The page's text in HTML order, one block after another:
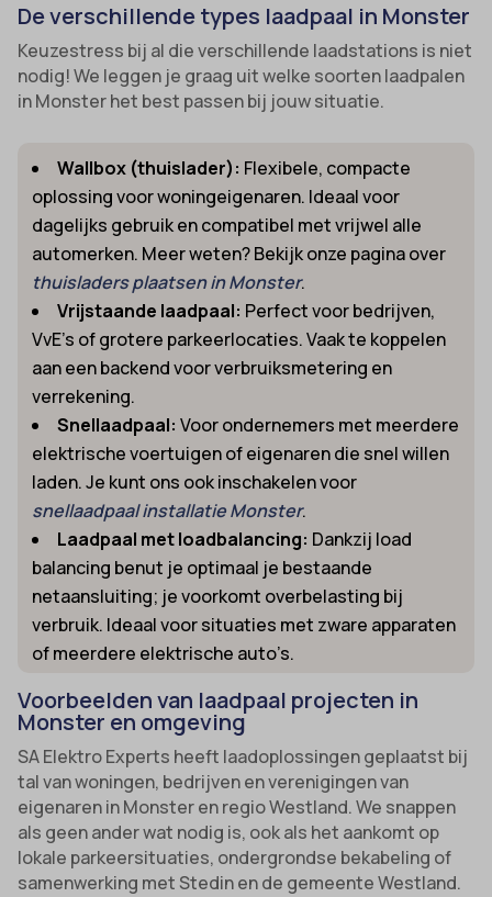
De verschillende types laadpaal in Monster
Keuzestress bij al die verschillende laadstations is niet
nodig! We leggen je graag uit welke soorten laadpalen
in Monster het best passen bij jouw situatie.
Wallbox (thuislader): Flexibele, compacte
oplossing voor woningeigenaren. Ideaal voor
dagelijks gebruik en compatibel met vrijwel alle
automerken. Meer weten? Bekijk onze pagina over
thuisladers plaatsen in Monster.
Vrijstaande laadpaal: Perfect voor bedrijven,
VvE’s of grotere parkeerlocaties. Vaak te koppelen
aan een backend voor verbruiksmetering en
verrekening.
Snellaadpaal: Voor ondernemers met meerdere
elektrische voertuigen of eigenaren die snel willen
laden. Je kunt ons ook inschakelen voor
snellaadpaal installatie Monster.
Laadpaal met loadbalancing: Dankzij load
balancing benut je optimaal je bestaande
netaansluiting; je voorkomt overbelasting bij
verbruik. Ideaal voor situaties met zware apparaten
of meerdere elektrische auto’s.
Voorbeelden van laadpaal projecten in
Monster en omgeving
SA Elektro Experts heeft laadoplossingen geplaatst bij
tal van woningen, bedrijven en verenigingen van
eigenaren in Monster en regio Westland. We snappen
als geen ander wat nodig is, ook als het aankomt op
lokale parkeersituaties, ondergrondse bekabeling of
samenwerking met Stedin en de gemeente Westland.